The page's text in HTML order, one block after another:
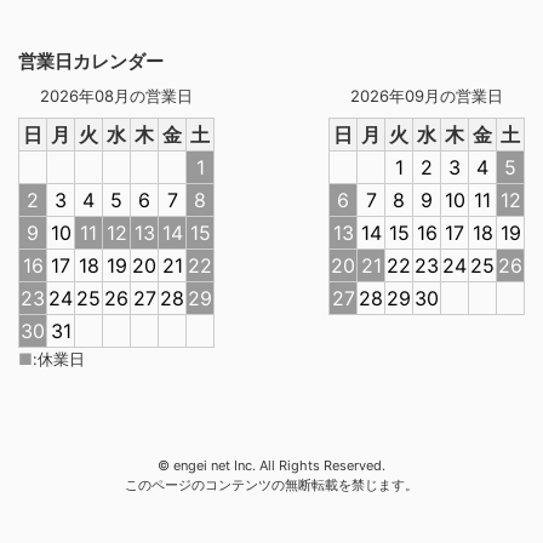
営業日カレンダー
2026年08月の営業日
日 月 火 水 木 金 土
1
2
3 4 5 6 7
8
9 10 11 12 13 14 15
16 17 18 19 20 21 22
23 24 25 26 27 28 29
30 31
2026年09月の営業日
日 月 火 水 木 金 土
1
2 3 4
5
6
7 8 9 10 11 12
13 14 15 16 17 18 19
20 21 22 23 24 25 26
27 28 29 30
■:休業日
© engei net Inc. All Rights Reserved.
このページのコンテンツの無断転載を禁じます。